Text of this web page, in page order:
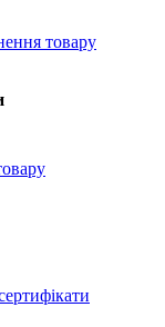
товару